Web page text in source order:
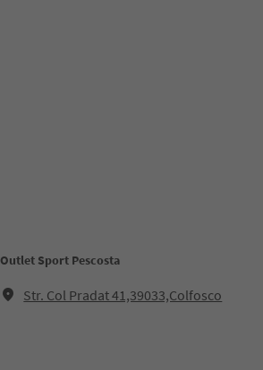
Outlet Sport Pescosta
Str. Col Pradat 41,39033,Colfosco